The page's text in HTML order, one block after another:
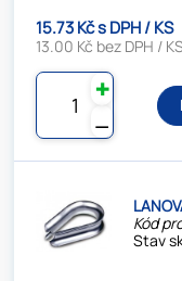
15.73 Kč s DPH / KS
13.00 Kč bez DPH / KS
⚊
✚
Kód
Stav